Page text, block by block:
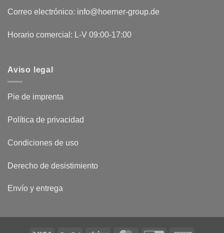
Correo electrónico: info@hoerner-group.de
Horario comercial: L-V 09:00-17:00
Aviso legal
Pie de imprenta
Política de privacidad
Condiciones de uso
Derecho de desistimiento
Envío y entrega